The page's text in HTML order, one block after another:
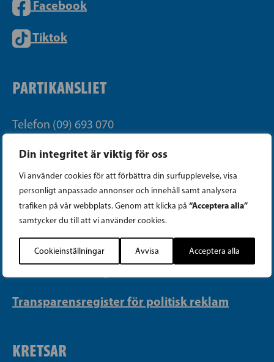
Din integritet är viktig för oss
Vi använder cookies för att förbättra din surfupplevelse, visa
personligt anpassade annonser och innehåll samt analysera
trafiken på vår webbplats. Genom att klicka på “Acceptera alla”
samtycker du till att vi använder cookies.
Cookieinställningar Avvisa Acceptera alla
Facebook
Tiktok
PARTIKANSLIET
Telefon (09) 693 070
Georgsgatan 27, 00100 Helsingfors
info@sfp.fi
Faktureringsuppgifter
Integritetspolicy
Transparensregister för politisk reklam
KRETSAR